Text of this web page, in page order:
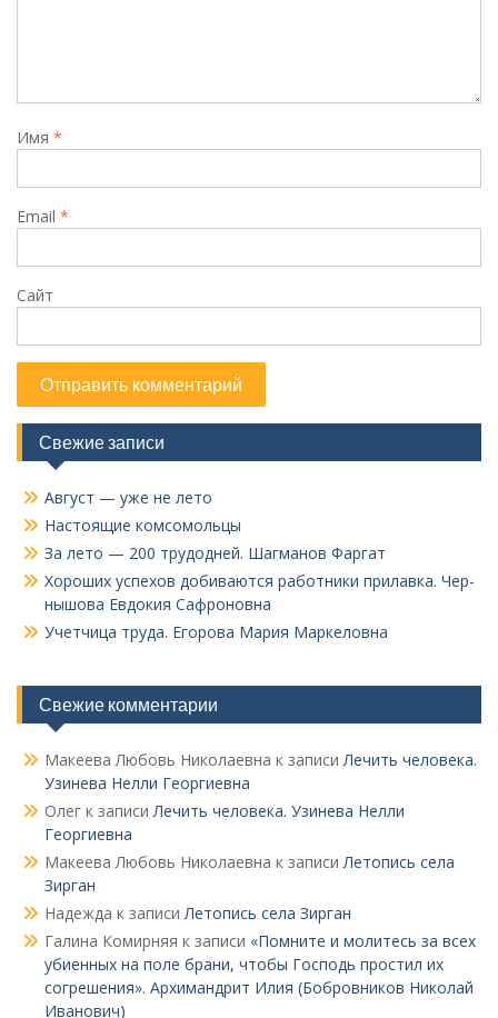
Имя *
Email *
Сайт
Свежие записи
Август — уже не лето
Настоящие комсомольцы
За лето — 200 трудодней. Шагманов Фаргат
Хороших успехов добиваются работники прилавка. Чер­
нышова Евдокия Сафроновна
Учетчица труда. Его­рова Мария Маркеловна
Свежие комментарии
Макеева Любовь Николаевна к записиЛечить человека.
Узинева Нелли Георгиевна
Олег к записиЛечить человека. Узинева Нелли
Георгиевна
Макеева Любовь Николаевна к записиЛетопись села
Зирган
Надежда к записиЛетопись села Зирган
Галина Комирняя к записи «Помните и молитесь за всех
убиенных на поле брани, чтобы Господь простил их
согрешения». Архимандрит Илия (Бобровников Николай
Иванович)